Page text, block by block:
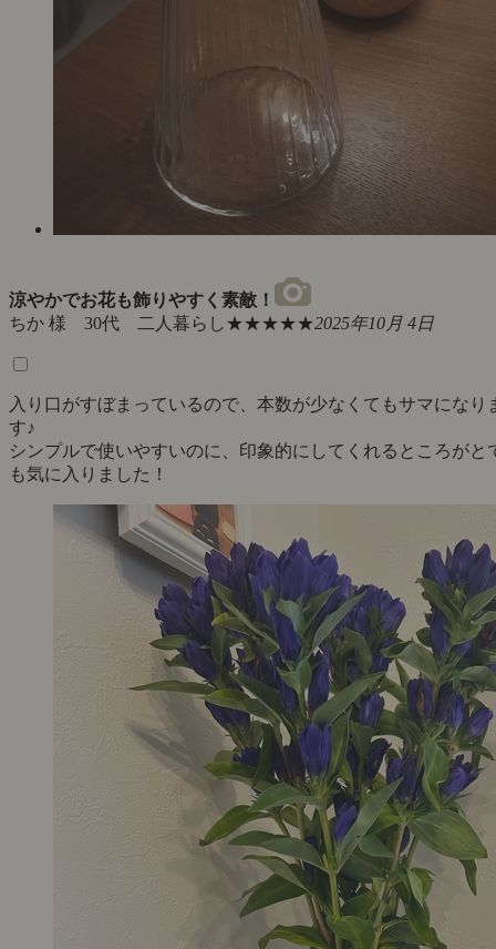
涼やかでお花も飾りやすく素敵！
ちか 様 30代 二人暮らし★★★★★2025年10月 4日
入り口がすぼまっているので、本数が少なくてもサマになり
す♪
シンプルで使いやすいのに、印象的にしてくれるところがと
も気に入りました！